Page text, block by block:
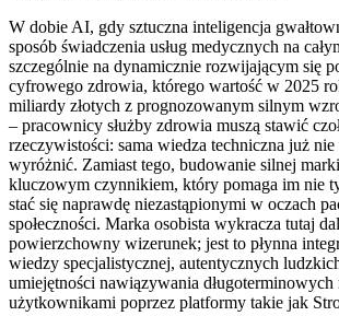
W dobie AI, gdy sztuczna inteligencja
sposób świadczenia usług medycznych na
szczególnie na dynamicznie rozwijającym się
cyfrowego zdrowia, którego wartość w 2025
miliardy złotych z prognozowanym silnym
– pracownicy służby zdrowia muszą stawić
rzeczywistości: sama wiedza techniczna już
wyróżnić. Zamiast tego, budowanie silnej marki
kluczowym czynnikiem, który pomaga im nie
stać się naprawdę niezastąpionymi w oczach
społeczności. Marka osobista wykracza tutaj
powierzchowny wizerunek; jest to płynna
wiedzy specjalistycznej, autentycznych
umiejętności nawiązywania długoterminowych
użytkownikami poprzez platformy takie jak